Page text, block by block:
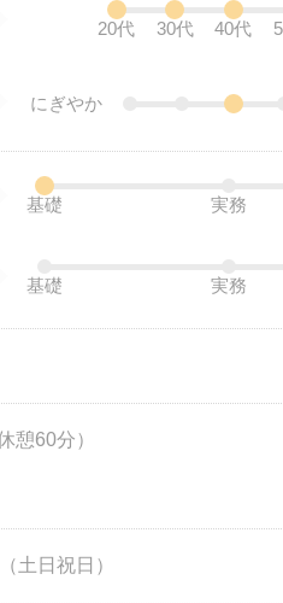
20代 30代 40代
にぎやか
基礎 実務
基礎 実務
憩60分）
土日祝日）